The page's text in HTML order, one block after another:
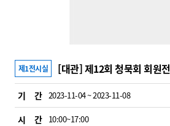
제1전시실 [대관] 제12회 청묵회 회원전
기 간 2023-11-04 ~ 2023-11-08
시 간 10:00~17:00